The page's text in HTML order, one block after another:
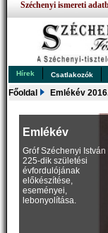
Széchenyi ismereti
Hírek Csatlakozók
Főoldal Emlékév
Emlékév
Gróf Széchenyi István
225-dik születési
évfordulójának
előkészítése,
eseményei,
lebonyolítása.